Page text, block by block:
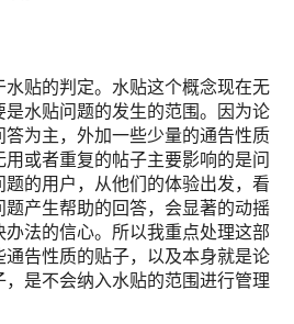
贴的判定。水贴这个概念现在无
水贴问题的发生的范围。因为论
为主，外加一些少量的通告性质
或者重复的帖子主要影响的是问
的用户，从他们的体验出发，看
产生帮助的回答，会显著的动摇
法的信心。所以我重点处理这部
告性质的贴子，以及本身就是论
是不会纳入水贴的范围进行管理